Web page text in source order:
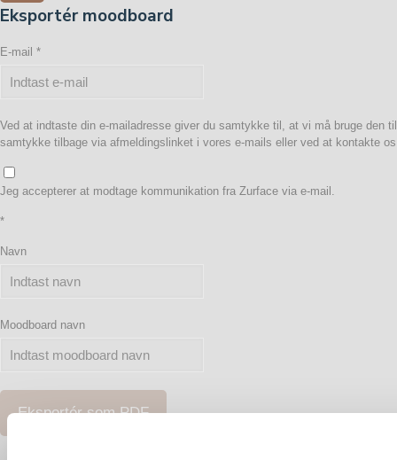
Eksportér moodboard
E-mail *
Ved at indtaste din e-mailadresse giver du samtykke til, at vi må bruge
samtykke tilbage via afmeldingslinket i vores e-mails eller ved at kontakte
Jeg accepterer at modtage kommunikation fra Zurface via e-mail.
*
Navn
Moodboard navn
Eksportér som PDF